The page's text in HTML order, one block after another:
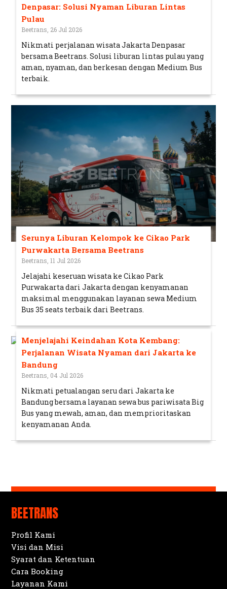
Denpasar: Solusi Nyaman Liburan Lintas
Pulau
Beetrans, 26 Jul 2026
Nikmati perjalanan wisata Jakarta Denpasar
bersama Beetrans. Solusi liburan lintas pulau yang
aman, nyaman, dan berkesan dengan Medium Bus
terbaik.
Serunya Liburan Kelompok ke Cikao Park
Purwakarta Bersama Beetrans
Beetrans, 11 Jul 2026
Jelajahi keseruan wisata ke Cikao Park
Purwakarta dari Jakarta dengan kenyamanan
maksimal menggunakan layanan sewa Medium
Bus 35 seats terbaik dari Beetrans.
Menjelajahi Keindahan Kota Kembang:
Perjalanan Wisata Nyaman dari Jakarta ke
Bandung
Beetrans, 04 Jul 2026
Nikmati petualangan seru dari Jakarta ke
Bandung bersama layanan sewa bus pariwisata Big
Bus yang mewah, aman, dan memprioritaskan
kenyamanan Anda.
BEETRANS
Profil Kami
Visi dan Misi
Syarat dan Ketentuan
Cara Booking
Layanan Kami